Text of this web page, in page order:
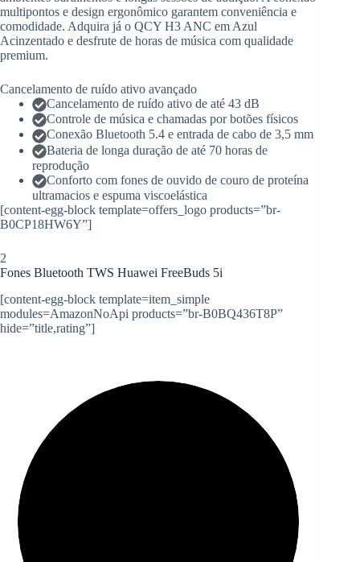
multipontos e design ergonômico garantem conveniência e
comodidade. Adquira já o QCY H3 ANC em Azul
Acinzentado e desfrute de horas de música com qualidade
premium.
Cancelamento de ruído ativo avançado
Cancelamento de ruído ativo de até 43 dB
Controle de música e chamadas por botões físicos
Conexão Bluetooth 5.4 e entrada de cabo de 3,5 mm
Bateria de longa duração de até 70 horas de
reprodução
Conforto com fones de ouvido de couro de proteína
ultramacios e espuma viscoelástica
[content-egg-block template=offers_logo products=”br-
B0CP18HW6Y”]
2
Fones Bluetooth TWS Huawei FreeBuds 5i
[content-egg-block template=item_simple
modules=AmazonNoApi products=”br-B0BQ436T8P”
hide=”title,rating”]